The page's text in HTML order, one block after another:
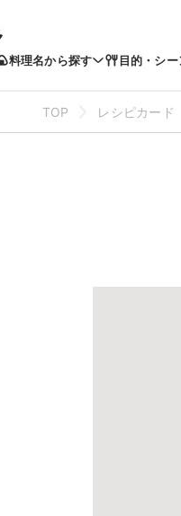
料理名から探す 目的・シ
TOP レシピカード